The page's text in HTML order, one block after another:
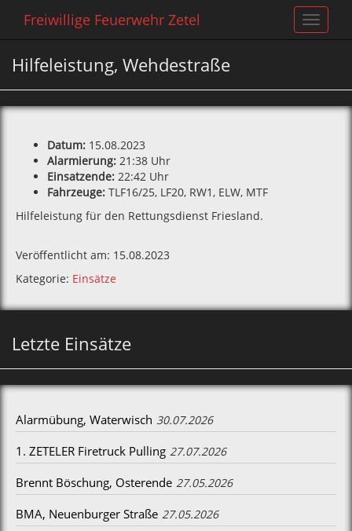
Toggle
Freiwillige Feuerwehr Zetel
Hilfeleistung, Wehdestraße
Datum: 15.08.2023
Alarmierung: 21:38 Uhr
Einsatzende: 22:42 Uhr
Fahrzeuge: TLF16/25, LF20, RW1, ELW, MTF
Hilfeleistung für den Rettungsdienst Friesland.
Veröffentlicht am: 15.08.2023
Kategorie: Einsätze
Letzte Einsätze
Alarmübung, Waterwisch 30.07.2026
1. ZETELER Firetruck Pulling 27.07.2026
Brennt Böschung, Osterende 27.05.2026
BMA, Neuenburger Straße 27.05.2026